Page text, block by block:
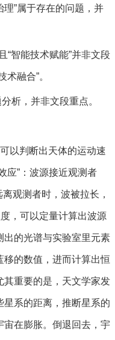
”属于存在的问题，并
智能技术赋能”并非文段
融合”。
，并非文段重点。
判断出天体的运动速
应”：波源接近观测者
观测者时，波被拉长，
，可以定量计算出波源
出的光谱与实验室里元素
移的数值，进而计算出恒
其重要的是，天文学家发
系的距离，推断星系的
宙在膨胀。倒退回去，宇